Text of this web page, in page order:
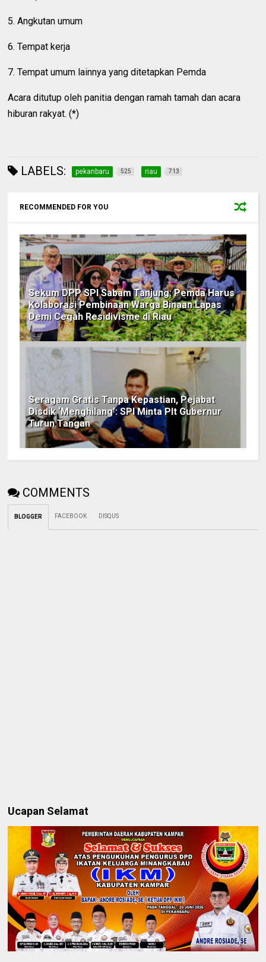
5. Angkutan umum
6. Tempat kerja
7. Tempat umum lainnya yang ditetapkan Pemda
Acara ditutup oleh panitia dengan ramah tamah dan acara
hiburan rakyat. (*)
LABELS: pekanbaru 525 riau 713
RECOMMENDED FOR YOU
Sekum DPP SPI Sabam Tanjung: Pemda Harus
Kolaborasi Pembinaan Warga Binaan Lapas
Demi Cegah Residivisme di Riau
Seragam Gratis Tanpa Kepastian, Pejabat
Disdik ‘Menghilang’: SPI Minta Plt Gubernur
Turun Tangan
COMMENTS
BLOGGER FACEBOOK DISQUS
Ucapan Selamat